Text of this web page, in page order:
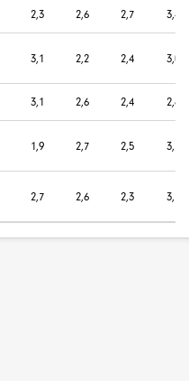
2,3 2,6 2,7 3,4
3,1 2,2 2,4 3,0
3,1 2,6 2,4 2,6
1,9 2,7 2,5 3,1
2,7 2,6 2,3 3,1